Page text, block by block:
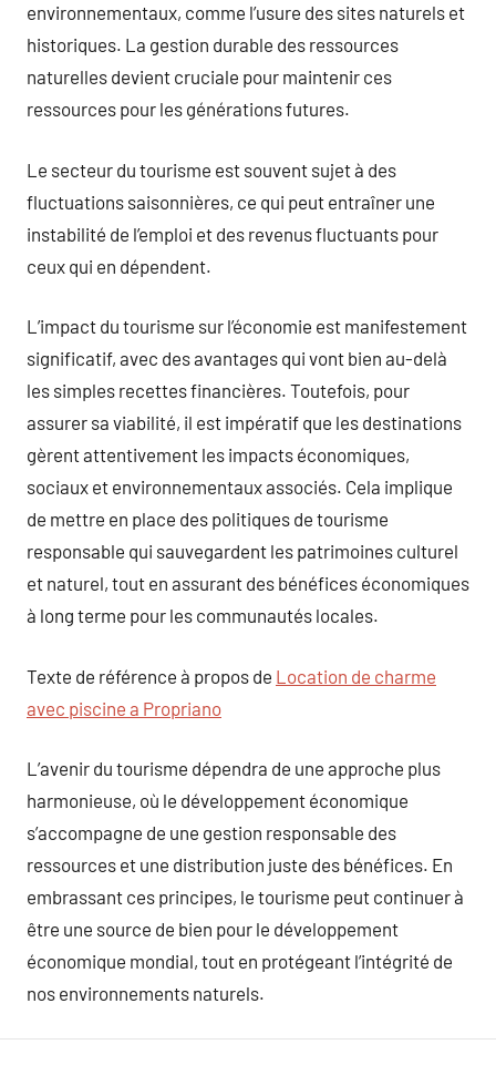
environnementaux, comme l’usure des sites naturels et
historiques. La gestion durable des ressources
naturelles devient cruciale pour maintenir ces
ressources pour les générations futures.
Le secteur du tourisme est souvent sujet à des
fluctuations saisonnières, ce qui peut entraîner une
instabilité de l’emploi et des revenus fluctuants pour
ceux qui en dépendent.
L’impact du tourisme sur l’économie est manifestement
significatif, avec des avantages qui vont bien au-delà
les simples recettes financières. Toutefois, pour
assurer sa viabilité, il est impératif que les destinations
gèrent attentivement les impacts économiques,
sociaux et environnementaux associés. Cela implique
de mettre en place des politiques de tourisme
responsable qui sauvegardent les patrimoines culturel
et naturel, tout en assurant des bénéfices économiques
à long terme pour les communautés locales.
Texte de référence à propos de Location de charme
avec piscine a Propriano
L’avenir du tourisme dépendra de une approche plus
harmonieuse, où le développement économique
s’accompagne de une gestion responsable des
ressources et une distribution juste des bénéfices. En
embrassant ces principes, le tourisme peut continuer à
être une source de bien pour le développement
économique mondial, tout en protégeant l’intégrité de
nos environnements naturels.